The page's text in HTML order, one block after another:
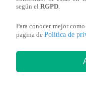
según el RGPD
Para conocer mejor
pagina de Política de